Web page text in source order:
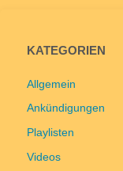
KATEGORIEN
Allgemein
Ankündigungen
Playlisten
Videos